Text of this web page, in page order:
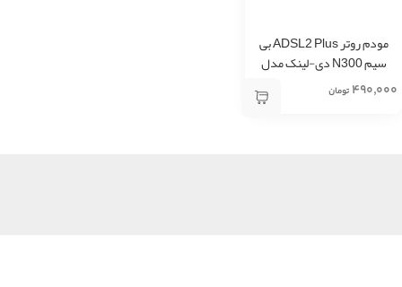
مودم روتر ADSL2 Plus بی‌
سیم N300 دی-لینک مدل
DSL-2740U۴۹۰,۰۰۰ تومان